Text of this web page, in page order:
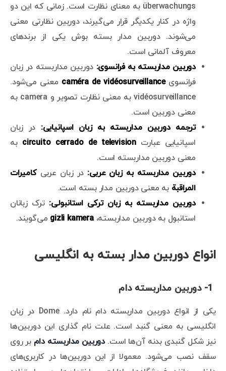
überwachungs به معنای نظارت است. زمانی که این دو
واژه در کنار یکدیگر قرار می‌گیرند، دوربین نظارتی معنی
می‌شوند. دوربین مدار بسته بوش یکی از برندهای
معروف آلمانی است.
دوربین مداربسته به فرانسوی: دوربین مداربسته در زبان
فرانسوی caméra de vidéosurveillance
معنی می‌شود.
vidéosurveillance به معنی نظارت تصویر و camera به
معنی دوربین است.
ترجمه دوربین مداربسته به زبان اسپانیایی: در زبان
اسپانیایی عبارتcircuito cerrado de television به
معنی دوربین مداربسته است.
دوربین مداربسته به زبان عربی: در زبان عربیکاميرات
المراقبة به معنی دوربین مدار بسته است.
دوربین مداربسته به زبان ترکی استانبولی: ترک زبانان
استانبول به دوربین مداربسته،gizli kamera می‌گویند.
انواع دوربین مدار بسته به انگلیسی
یکی از انواع دوربین مداربسته دام نام دارد. Dome در زبان
انگلیسی به معنی گنبد است. علت نام گذاری این دوربین‌ها
نیز شکل گنبدی بدنه آن‌ها است.دوربین مداربسته دام بر روی
سقف نصب می‌شود. معمولا از این دوربین‌ها در کاربری‌های